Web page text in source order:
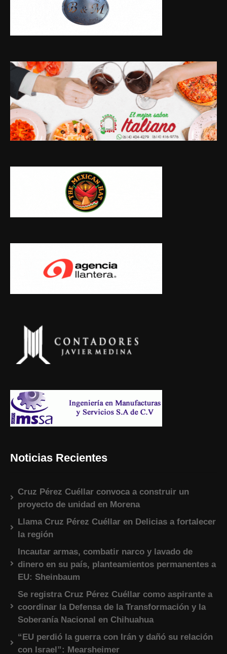
Noticias Recientes
Cruz Pérez Cuéllar convoca a construir un
proyecto de unidad en Morena
Llama Cruz Pérez Cuéllar en Delicias a fortalecer
la región
Incautar armas, combatir narco y lavado de
dinero en su país, planteamientos permanentes a
EU: Sheinbaum
Se registra Cruz Pérez Cuéllar como aspirante a
coordinar la Defensa de la Transformación y la
Soberanía Nacional en Chihuahua
“EU perdió la guerra con Irán y dañó su relación
con Israel”: Mearsheimer